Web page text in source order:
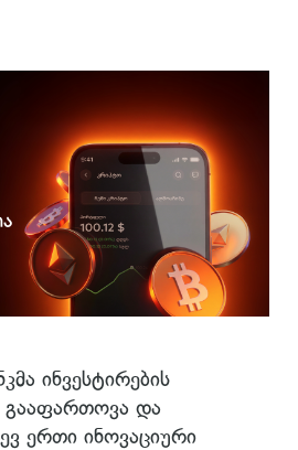
ინვესტირების
გააფართოვა და
ერთი ინოვაციური